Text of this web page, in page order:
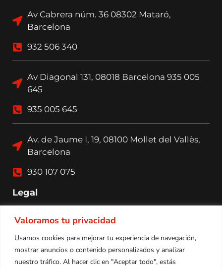
Valoramos tu privacidad
Usamos cookies para mejorar tu experiencia de navegación,
mostrar anuncios o contenido personalizados y analizar
nuestro tráfico. Al hacer clic en "Aceptar todo", estás
Av Cabrera núm. 36 08302 Mataró,
Barcelona
932 506 340
Av Diagonal 131, 08018 Barcelona 935 005
645
935 005 645
Av. de Jaume I, 19, 08100 Mollet del Vallès,
Barcelona
930 107 075
Legal
Política de privacidad
Política de cookies